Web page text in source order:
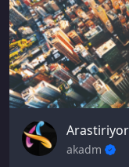
akadm